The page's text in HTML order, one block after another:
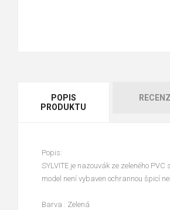
POPIS
PRODUKTU
Popis:
SYLVITE je nazouvák ze zeleného
model není vybaven ochrannou špicí
Barva : Zelená